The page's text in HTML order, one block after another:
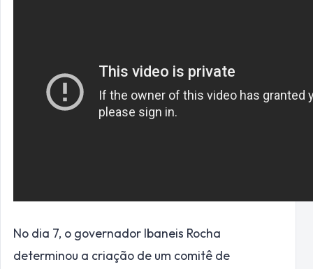
No dia 7, o governador Ibaneis Rocha
determinou a criação de um comitê de